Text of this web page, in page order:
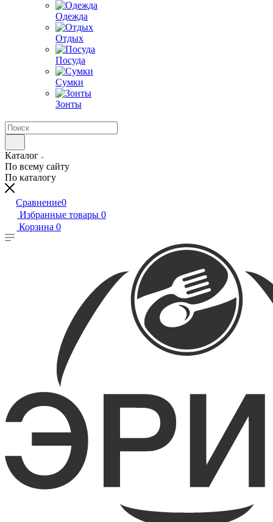
Одежда
Отдых
Посуда
Сумки
Зонты
Каталог
По всему сайту
По каталогу
Сравнение0
Избранные товары 0
Корзина 0